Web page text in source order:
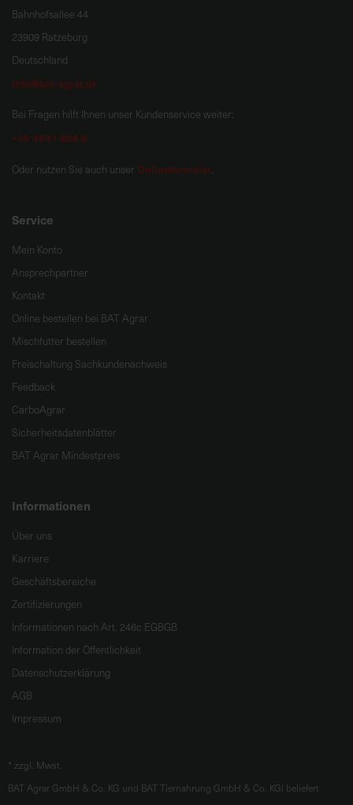
Bahnhofsallee 44
23909 Ratzeburg
Deutschland
info@bat-agrar.de
Bei Fragen hilft Ihnen unser Kundenservice weiter:
+49 4541 806 0
Oder nutzen Sie auch unser Onlineformular.
Service
Mein Konto
Ansprechpartner
Kontakt
Online bestellen bei BAT Agrar
Mischfutter bestellen
Freischaltung Sachkundenachweis
Feedback
CarboAgrar
Sicherheitsdatenblätter
BAT Agrar Mindestpreis
Informationen
Über uns
Karriere
Geschäftsbereiche
Zertifizierungen
Informationen nach Art. 246c EGBGB
Information der Öffentlichkeit
Datenschutzerklärung
AGB
Impressum
* zzgl. Mwst.
BAT Agrar GmbH & Co. KG und BAT Tiernahrung GmbH & Co. KGl beliefert